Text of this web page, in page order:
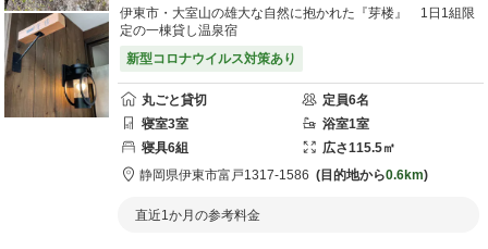
伊東市・大室山の雄大な自然に抱かれた『芽楼』 1日1組限
定の一棟貸し温泉宿
新型コロナウイルス対策あり
丸ごと貸切 定員6名
寝室3室 浴室1室
寝具6組 広さ115.5㎡
静岡県伊東市富戸1317-1586 目的地から0.6km
直近1か月の参考料金